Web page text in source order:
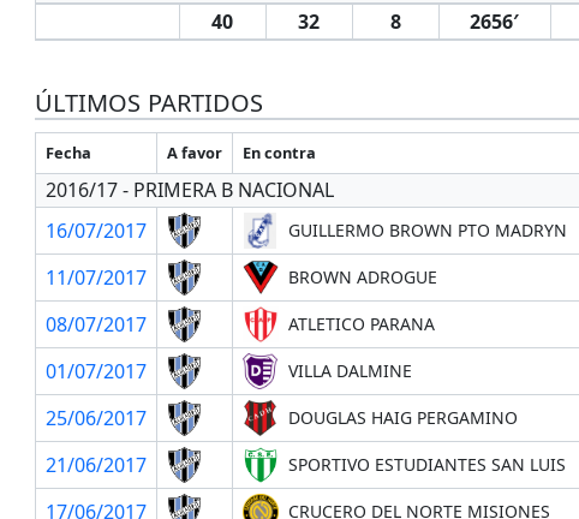
40 32 8 2656′
ÚLTIMOS PARTIDOS
Fecha A favor En contra
2016/17 - PRIMERA B NACIONAL
16/07/2017
GUILLERMO BROWN PTO MADRYN
11/07/2017
BROWN ADROGUE
08/07/2017
ATLETICO PARANA
01/07/2017
VILLA DALMINE
25/06/2017
DOUGLAS HAIG PERGAMINO
21/06/2017
SPORTIVO ESTUDIANTES SAN LUIS
17/06/2017
CRUCERO DEL NORTE MISIONES